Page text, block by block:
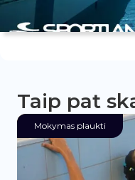
Taip pat
Mokymas plaukti